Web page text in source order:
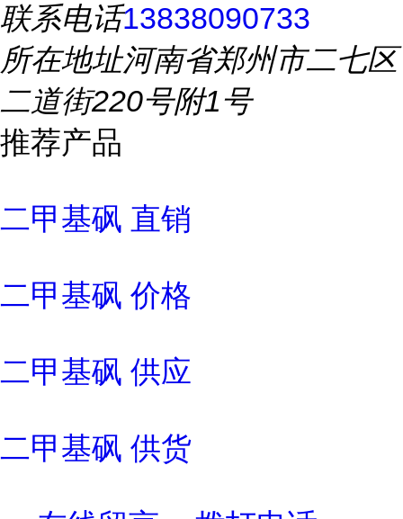
联系电话13838090733
所在地址河南省郑州市二七区
二道街220号附1号
推荐产品
二甲基砜 直销
二甲基砜 价格
二甲基砜 供应
二甲基砜 供货